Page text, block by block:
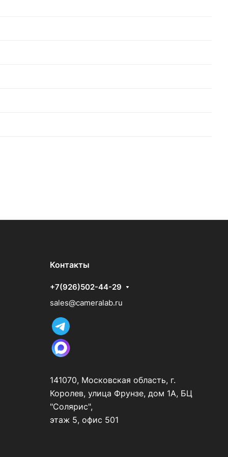
Контакты
+7(926)502-44-29
sales@cameralab.ru
141070, Московская область, г.
Королев, улица Фрунзе, дом 1А, БЦ
"Солярис",
этаж 5, офис 501